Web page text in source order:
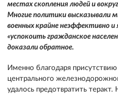
местах скопления людей и
Многие политики высказывали
военных крайне неэффективно
«успокоить гражданское
доказали обратное.
Именно благодаря
центрального
удалось предотвратить